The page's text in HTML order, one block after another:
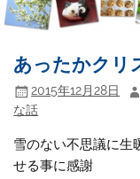
あったかクリ
2015年12月28日
な話
雪のない不思議に生
せる事に感謝